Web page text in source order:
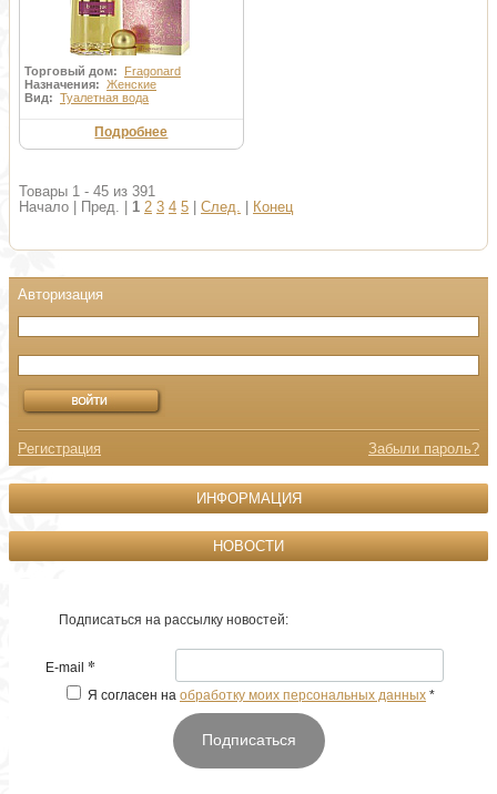
Торговый дом: Fragonard
Назначения: Женские
Вид: Туалетная вода
Подробнее
Товары 1 - 45 из 391
Начало | Пред. | 1 2 3 4 5 След. Конец
Регистрация Забыли пароль?
ИНФОРМАЦИЯ
НОВОСТИ
Подписаться на рассылку новостей:
E-mail *
Я согласен на обработку моих персональных данных *
Подписаться